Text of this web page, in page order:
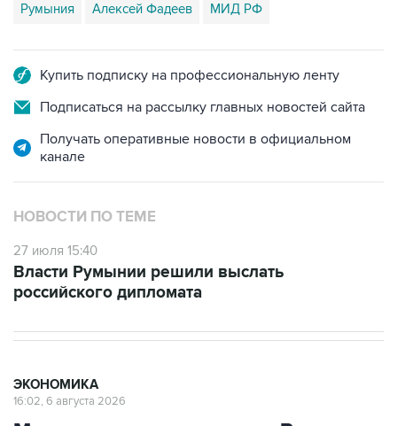
Румыния Алексей Фадеев МИД РФ
Купить подписку на профессиональную ленту
Подписаться на рассылку главных новостей сайта
Получать оперативные новости в официальном
канале
НОВОСТИ ПО ТЕМЕ
27 июля 15:40
Власти Румынии решили выслать
российского дипломата
ЭКОНОМИКА
16:02, 6 августа 2026